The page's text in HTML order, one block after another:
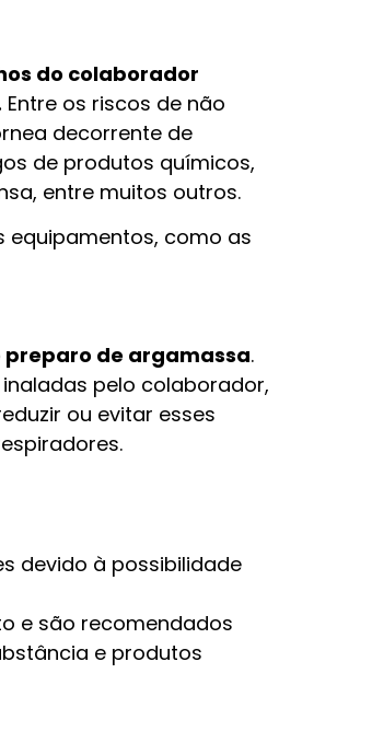
do colaborador
Entre os riscos de não
decorrente de
de produtos químicos,
entre muitos outros.
equipamentos, como as
de argamassa.
pelo colaborador,
ou evitar esses
devido à possibilidade
e são recomendados
e produtos